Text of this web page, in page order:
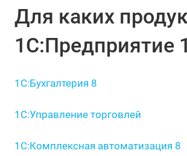
Для каких
1С:Предприятие
1С:Бухгалтерия 8
1С:Управление торговлей
1С:Комплексная автоматизация 8